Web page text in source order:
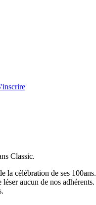
Classic.
la célébration de ses 100ans.
aucun de nos adhérents.